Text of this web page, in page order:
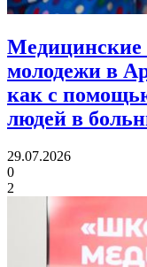
Медицинские
молодежи в
как с
людей в
29.07.2026
0
2